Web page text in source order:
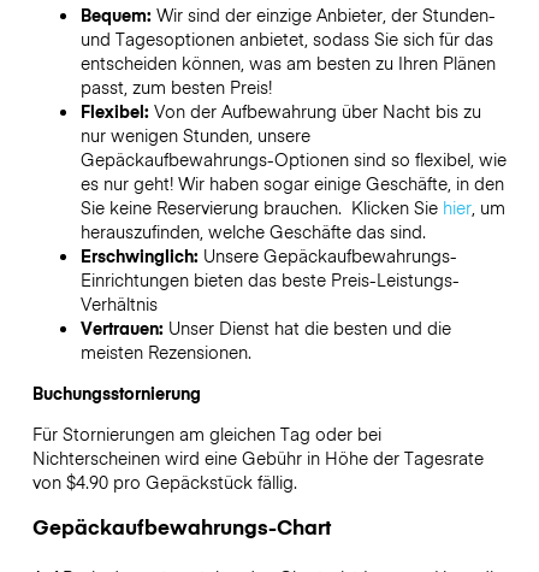
Bequem: Wir sind der einzige Anbieter, der Stunden-
und Tagesoptionen anbietet, sodass Sie sich für das
entscheiden können, was am besten zu Ihren Plänen
passt, zum besten Preis!
Flexibel: Von der Aufbewahrung über Nacht bis zu
nur wenigen Stunden, unsere
Gepäckaufbewahrungs-Optionen sind so flexibel, wie
es nur geht! Wir haben sogar einige Geschäfte, in den
Sie keine Reservierung brauchen. Klicken Sie hier, um
herauszufinden, welche Geschäfte das sind.
Erschwinglich: Unsere Gepäckaufbewahrungs-
Einrichtungen bieten das beste Preis-Leistungs-
Verhältnis
Vertrauen: Unser Dienst hat die besten und die
meisten Rezensionen.
Buchungsstornierung
Für Stornierungen am gleichen Tag oder bei
Nichterscheinen wird eine Gebühr in Höhe der Tagesrate
von $4.90 pro Gepäckstück fällig.
Gepäckaufbewahrungs-Chart